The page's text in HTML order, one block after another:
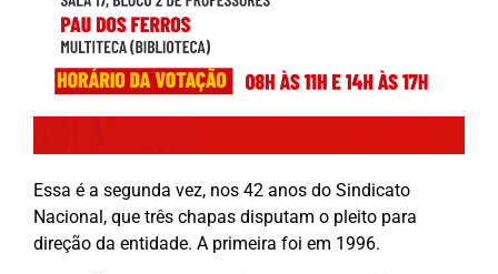
Essa é a segunda vez, nos 42 anos do Sindicato
Nacional, que três chapas disputam o pleito para
direção da entidade. A primeira foi em 1996.